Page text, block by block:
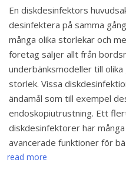
En diskdesinfektors
desinfektera på samma
många olika storlekar och
företag säljer allt från
underbänksmodeller till
storlek. Vissa
ändamål som till exempel
endoskopiutrustning. Ett
diskdesinfektorer har
avancerade funktioner för
read more